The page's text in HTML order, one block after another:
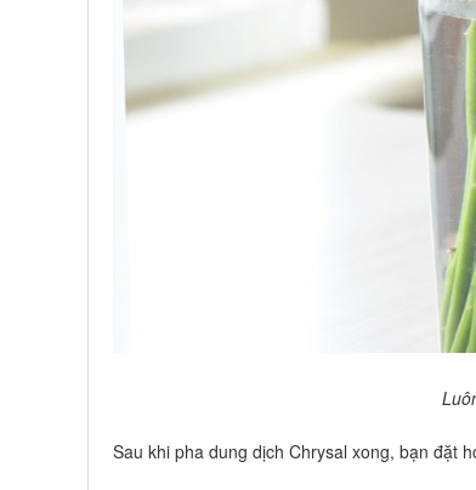
Sau khi pha dung dịch Chrysal xong, bạn đặt